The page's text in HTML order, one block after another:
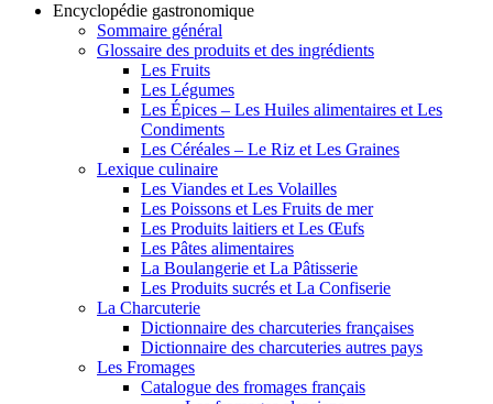
Encyclopédie gastronomique
Sommaire général
Glossaire des produits et des ingrédients
Les Fruits
Les Légumes
Les Épices – Les Huiles alimentaires et Les
Condiments
Les Céréales – Le Riz et Les Graines
Lexique culinaire
Les Viandes et Les Volailles
Les Poissons et Les Fruits de mer
Les Produits laitiers et Les Œufs
Les Pâtes alimentaires
La Boulangerie et La Pâtisserie
Les Produits sucrés et La Confiserie
La Charcuterie
Dictionnaire des charcuteries françaises
Dictionnaire des charcuteries autres pays
Les Fromages
Catalogue des fromages français